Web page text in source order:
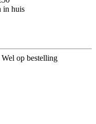
in huis
op bestelling